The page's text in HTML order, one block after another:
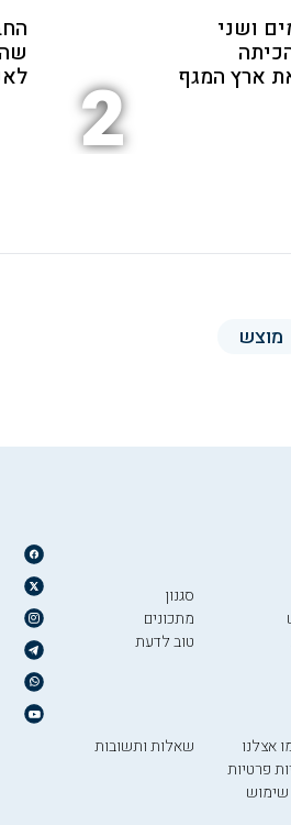
ושני
ארץ המגף 2
מוצש
סגנון
מתכונים
טוב לדעת
אצלנו
פרטיות
שימוש
שאלות ותשובות